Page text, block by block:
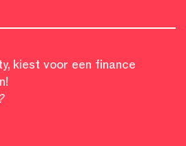
kiest voor een finance